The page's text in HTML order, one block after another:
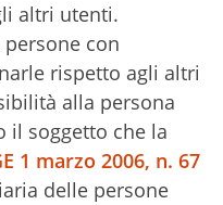
altri utenti.
con
rispetto agli altri
alla persona
il soggetto che la
1 marzo 2006, n. 67
delle persone